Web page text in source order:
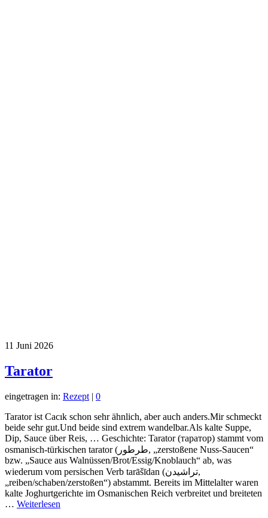
11 Juni 2026
Tarator
eingetragen in: Rezept | 0
Tarator ist Cacık schon sehr ähnlich, aber auch anders.Mir schmeckt
beide sehr gut.Und beide sind extrem wandelbar.Als kalte Suppe,
Dip, Sauce über Reis, … Geschichte: Tarator (таратор) stammt vom
osmanisch-türkischen tarator (طرطور, „zerstoßene Nuss-Saucen“
bzw. „Sauce aus Walnüssen/Brot/Essig/Knoblauch“ ab, was
wiederum vom persischen Verb tarāšīdan (تراشیدن,
„reiben/schaben/zerstoßen“) abstammt. Bereits im Mittelalter waren
kalte Joghurtgerichte im Osmanischen Reich verbreitet und breiteten
… Weiterlesen